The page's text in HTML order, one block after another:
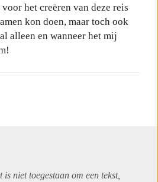
het creëren van deze reis
kon doen, maar toch ook
alleen en wanneer het mij
niet toegestaan om een tekst,